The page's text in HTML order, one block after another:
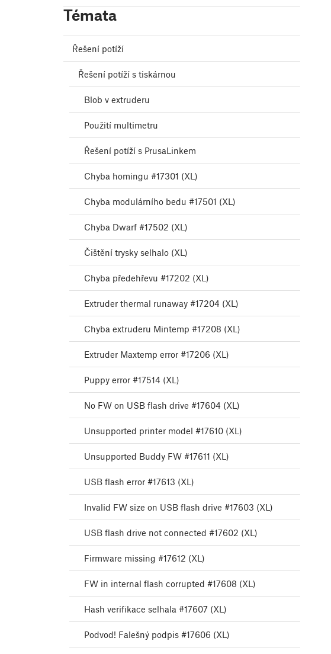
Témata
Řešení potíží
Řešení potíží s tiskárnou
Blob v extruderu
Použití multimetru
Řešení potíží s PrusaLinkem
Chyba homingu #17301 (XL)
Chyba modulárního bedu #17501 (XL)
Chyba Dwarf #17502 (XL)
Čištění trysky selhalo (XL)
Chyba předehřevu #17202 (XL)
Extruder thermal runaway #17204 (XL)
Chyba extruderu Mintemp #17208 (XL)
Extruder Maxtemp error #17206 (XL)
Puppy error #17514 (XL)
No FW on USB flash drive #17604 (XL)
Unsupported printer model #17610 (XL)
Unsupported Buddy FW #17611 (XL)
USB flash error #17613 (XL)
Invalid FW size on USB flash drive #17603 (XL)
USB flash drive not connected #17602 (XL)
Firmware missing #17612 (XL)
FW in internal flash corrupted #17608 (XL)
Hash verifikace selhala #17607 (XL)
Podvod! Falešný podpis #17606 (XL)